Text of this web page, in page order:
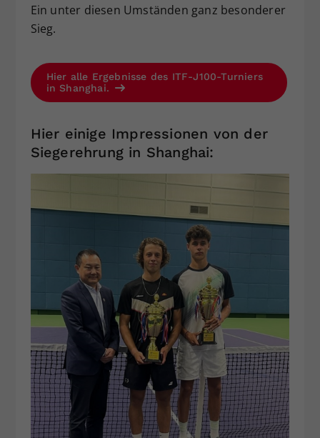
Ein unter diesen Umständen ganz besonderer
Sieg.
Hier alle Ergebnisse des ITF-J100-Turniers
in Shanghai.
Hier einige Impressionen von der
Siegerehrung in Shanghai: